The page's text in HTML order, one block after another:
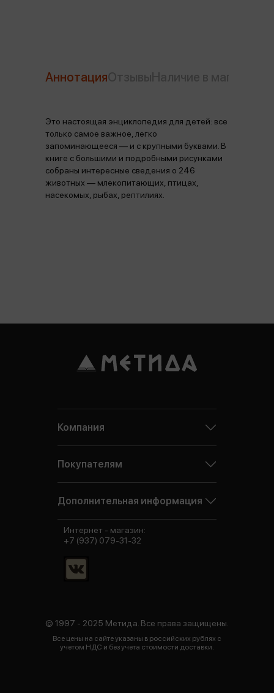
Аннотация
Это настоящая энциклопедия для детей: все
только самое важное, легко
запоминающееся — и с крупными буквами. В
книге с большими и подробными рисунками
собраны интересные сведения о 246
животных — млекопитающих, птицах,
насекомых, рыбах, рептилиях.
Компания
Покупателям
Дополнительная информация
© 1997 - 2025 Метида. Все права защищены.
Все цены на сайте указаны в российских рублях с
учетом НДС и без учета стоимости доставки.
Интернет - магазин:
+7 (937) 079-31-32